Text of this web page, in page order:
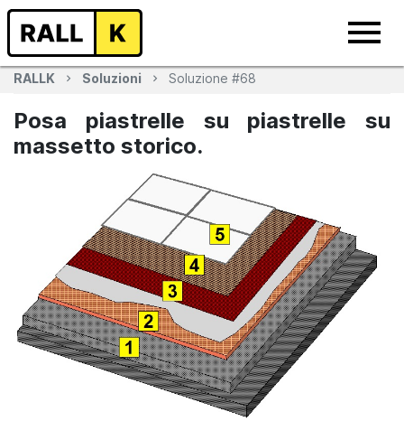
RALLK Soluzioni Soluzione #68
Posa piastrelle su piastrelle su
massetto storico.